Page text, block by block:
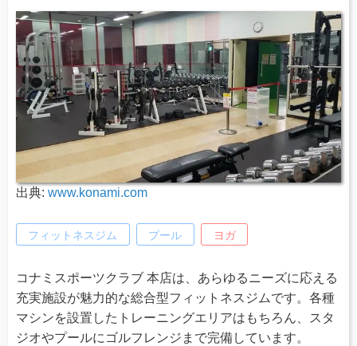
出典: www.konami.com
フィットネスジム プール ヨガ
コナミスポーツクラブ 本店は、あらゆるニーズに応える
充実施設が魅力的な総合型フィットネスジムです。各種
マシンを設置したトレーニングエリアはもちろん、スタ
ジオやプールにゴルフレンジまで完備しています。